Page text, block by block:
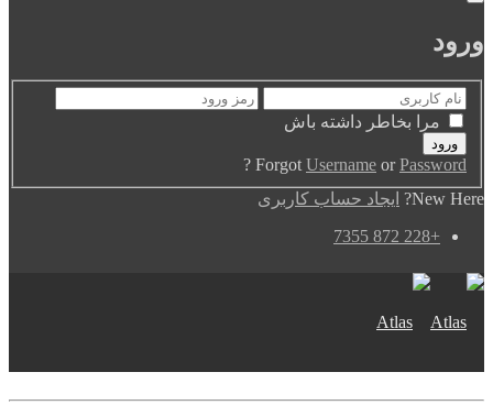
ورود
مرا بخاطر داشته باش
ForgotUsername orPassword
?
New Here?
ایجاد حساب کاربری
+228 872 7355